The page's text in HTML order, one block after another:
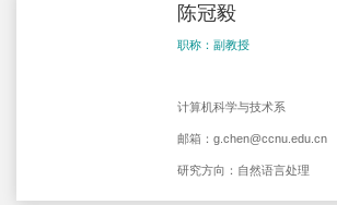
陈冠毅
职称：副教授
计算机科学与技术系
邮箱：g.chen@ccnu.edu.cn
研究方向：自然语言处理